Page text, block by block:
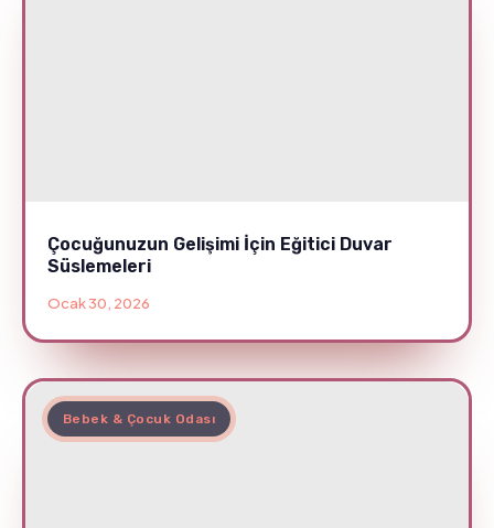
Çocuğunuzun Gelişimi İçin Eğitici Duvar
Süslemeleri
Ocak 30, 2026
Bebek & Çocuk Odası